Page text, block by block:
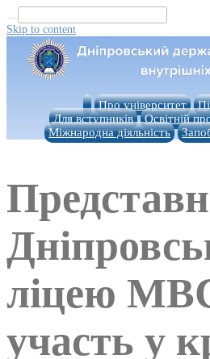
...
Skip to content
Про університет
Для вступників
Освітній
Міжнародна діяльність
ліцею
участь у